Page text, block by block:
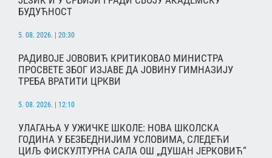
БУДУЋНОСТ
5. 08. 2026. | 20:30
РАДИВОЈЕ ЈОВОВИЋ КРИТИКОВАО МИНИСТРА
ПРОСВЕТЕ ЗБОГ ИЗЈАВЕ ДА ЈОВИНУ ГИМНАЗИЈУ
ТРЕБА ВРАТИТИ ЦРКВИ
5. 08. 2026. | 12:10
УЛАГАЊА У УЖИЧКЕ ШКОЛЕ: НОВА ШКОЛСКА
ГОДИНА У БЕЗБЕДНИЈИМ УСЛОВИМА, СЛЕДЕЋИ
ЦИЉ ФИСКУЛТУРНА САЛА ОШ „ДУШАН ЈЕРКОВИЋ“